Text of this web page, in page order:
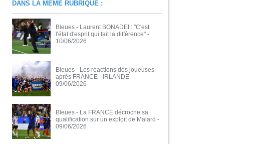
DANS LA MÊME RUBRIQUE :
Bleues - Laurent BONADEI : "C'est
l'état d'esprit qui fait la différence" -
10/06/2026
Bleues - Les réactions des joueuses
après FRANCE - IRLANDE -
09/06/2026
Bleues - La FRANCE décroche sa
qualification sur un exploit de Malard -
09/06/2026